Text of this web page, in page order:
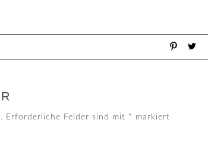
Erforderliche Felder sind mit * markiert